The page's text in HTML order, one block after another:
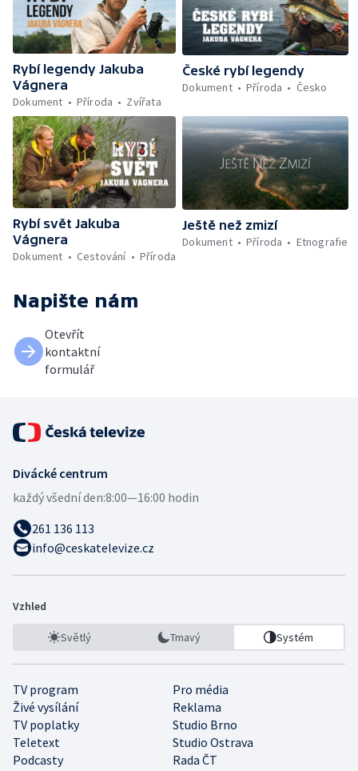
Rybí legendy Jakuba
Vágnera
Dokument
Příroda Zvířata
České rybí legendy
Dokument
Příroda Česko
Rybí svět Jakuba
Vágnera
Dokument
Cestování Příroda
Ještě než zmizí
Dokument
Příroda Etnografie
Napište nám
Otevřít
kontaktní
formulář
Divácké centrum
každý všední den:8:00—16:00 hodin
261 136 113
info@ceskatelevize.cz
Vzhled
Světlý Tmavý Systém
TV program
Pro média
Živé vysílání
Reklama
TV poplatky
Studio Brno
Teletext
Studio Ostrava
Podcasty
Rada ČT